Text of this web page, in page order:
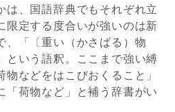
は、国語辞典でもそれぞれ立
限定する度合いが強いのは新
、「〔重い（かさばる）物
という語釈。ここまで強い縛
などをはこびおくること」
「荷物など」と補う辞書がい